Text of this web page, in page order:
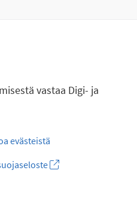
vastaa Digi- ja
evästeistä